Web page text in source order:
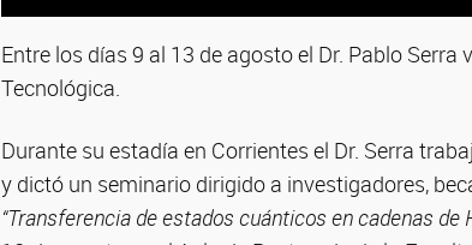
Entre los días 9 al 13 de agosto el Dr. Pablo
Tecnológica.
Durante su estadía en Corrientes el Dr. Serra
y dictó un seminario dirigido a investigadores,
“Transferencia de estados cuánticos en cadenas de